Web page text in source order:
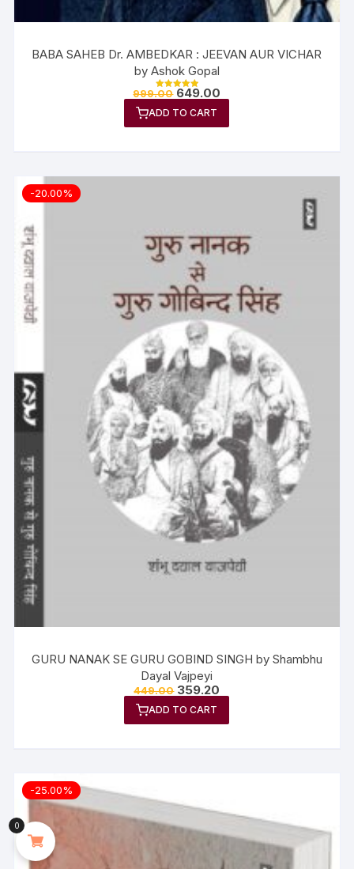
BABA SAHEB Dr. AMBEDKAR : JEEVAN AUR VICHAR
by Ashok Gopal
Rated
out of 5
999.00 649.00
ADD TO CART
-20.00%
GURU NANAK SE GURU GOBIND SINGH by Shambhu
Dayal Vajpeyi
449.00 359.20
ADD TO CART
-25.00%
0